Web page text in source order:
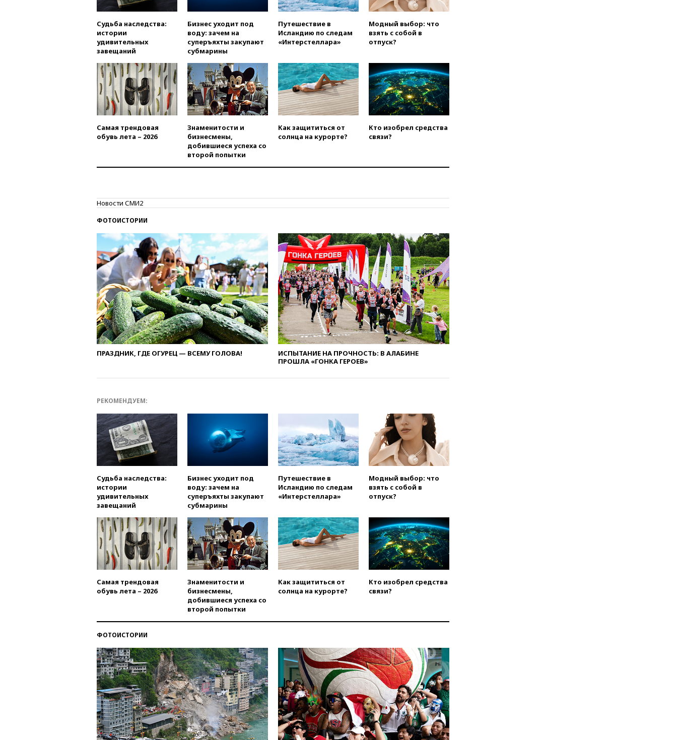
вчера, 22:28Бессент
соглашение о прекращении
огня США и Ирана
при нападении в Чехии
вчера, 22:00Путин поручил
выделить средства на новые
РЛС для Белгородской
области
вчера, 21:56 The Atlantic: Маск
отказал Украине в
Хорватии
вчера, 21:15Пентагон
опубликовал 16 новых видео с
НЛО
вчера, 21:00
На границе
Украины с Польшей скопилось
свыше 6,5 тысячи грузовиков
вчера, 20:53Швыдкой:
«Интервидение» точно
пройдет в 2026 году
сбила еще 75 украинских
вчера, 20:30
Лидию Невзорову
заочно арестовали по делу о
финансировании
экстремизма
вчера, 20:20 Суд США
постановил остановить
строительство бального зала в
Белом доме
Сенат США
санкций против России и
Ирана
вчера, 20:00СК возбудил дело
против журналистки Катерины
Гордеевой о фейках о ВС
России
вчера, 19:45
ISU предоставил
официальный визит в Сербию
вчера, 19:19Россиянка
погибла во Французских
Альпах
вчера, 19:00Открытое
горение на складе в Брянске
ликвидировано
вчера, 18:55Минобороны
Судьба наследства:
истории
удивительных
завещаний
Бизнес уходит под
воду: зачем на
суперъяхты закупают
субмарины
Путешествие в
Исландию по следам
«Интерстеллара»
Модный выбор: что
взять с собой в
отпуск?
Самая трендовая
обувь лета – 2026
Знаменитости и
бизнесмены,
добившиеся успеха со
второй попытки
Как защититься от
солнца на курорте?
Кто изобрел средства
связи?
Новости СМИ2
ФОТОИСТОРИИ
ПРАЗДНИК, ГДЕ ОГУРЕЦ — ВСЕМУ ГОЛОВА!
ИСПЫТАНИЕ НА ПРОЧНОСТЬ: В АЛАБИНЕ
ПРОШЛА «ГОНКА ГЕРОЕВ»
РЕКОМЕНДУЕМ:
Судьба наследства:
истории
удивительных
завещаний
Бизнес уходит под
воду: зачем на
суперъяхты закупают
субмарины
Путешествие в
Исландию по следам
«Интерстеллара»
Модный выбор: что
взять с собой в
отпуск?
Самая трендовая
обувь лета – 2026
Знаменитости и
бизнесмены,
добившиеся успеха со
второй попытки
Как защититься от
солнца на курорте?
Кто изобрел средства
связи?
ФОТОИСТОРИИ